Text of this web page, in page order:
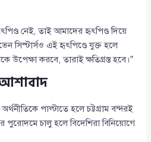
নেই, তাই আমাদের হৃৎপিণ্ড দিয়ে
সিস্টার্সও এই হৃৎপিণ্ডে যুক্ত হলে
উপেক্ষা করবে, তারাই ক্ষতিগ্রস্ত হবে।”
আশাবাদ
পাল্টাতে হলে চট্টগ্রাম বন্দরই
পুরোদমে চালু হলে বিদেশিরা বিনিয়োগে